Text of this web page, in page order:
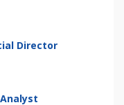
Director